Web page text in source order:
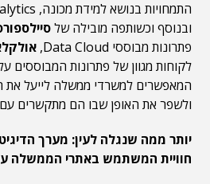
ובנוסף וכשותפה מובילה של
פתרונות מבוססי Data Cloud,
לקוחות מגוון של פתרונות המבוססים
המאפשרים למשרדי ממשלה לייעל את
ולשפר את האופן שבו הם מתקשרים
יותר ממה שנגלה לעין: מערך
חוויית המשתמש באתרי הממשלה